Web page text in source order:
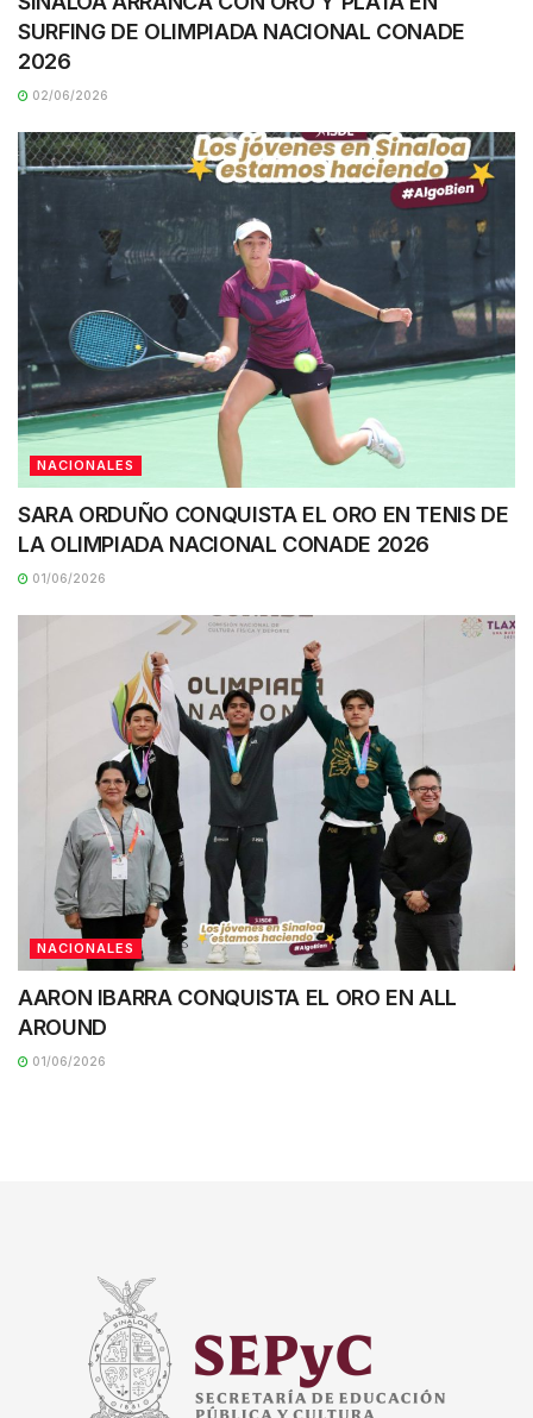
SURFING DE OLIMPIADA NACIONAL CONADE
2026
02/06/2026
NACIONALES
SARA ORDUÑO CONQUISTA EL ORO EN TENIS DE
LA OLIMPIADA NACIONAL CONADE 2026
01/06/2026
NACIONALES
AARON IBARRA CONQUISTA EL ORO EN ALL
AROUND
01/06/2026